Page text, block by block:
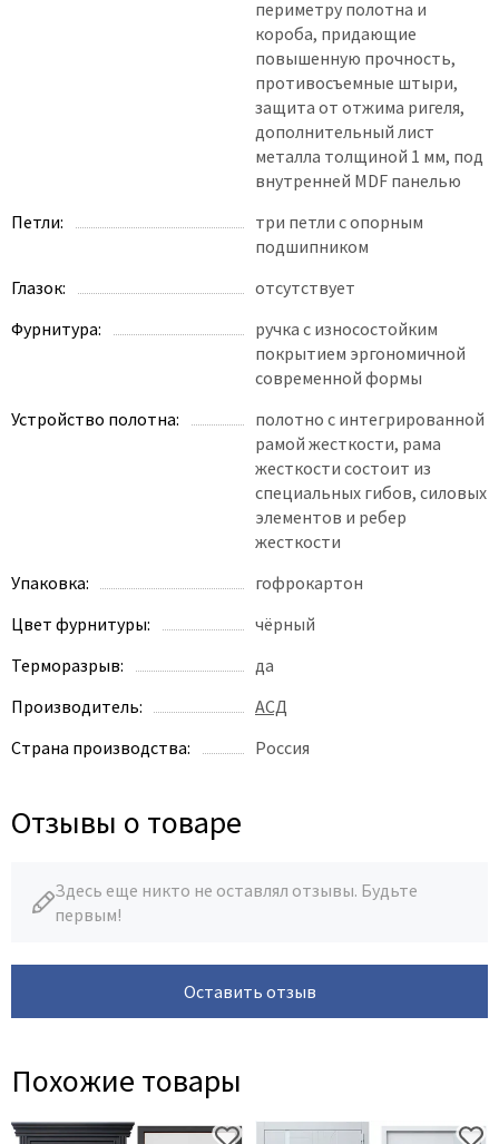
периметру полотна и
короба, придающие
повышенную прочность,
противосъемные штыри,
защита от отжима ригеля,
дополнительный лист
металла толщиной 1 мм, под
внутренней MDF панелью
Петли:
три петли с опорным
подшипником
Глазок:
отсутствует
Фурнитура:
ручка с износостойким
покрытием эргономичной
современной формы
Устройство полотна:
полотно с интегрированной
рамой жесткости, рама
жесткости состоит из
специальных гибов, силовых
элементов и ребер
жесткости
Упаковка:
гофрокартон
Цвет фурнитуры:
чёрный
Терморазрыв:
да
Производитель:
АСД
Страна производства:
Россия
Отзывы о товаре
Здесь еще никто не оставлял отзывы. Будьте
первым!
Оставить отзыв
Похожие товары